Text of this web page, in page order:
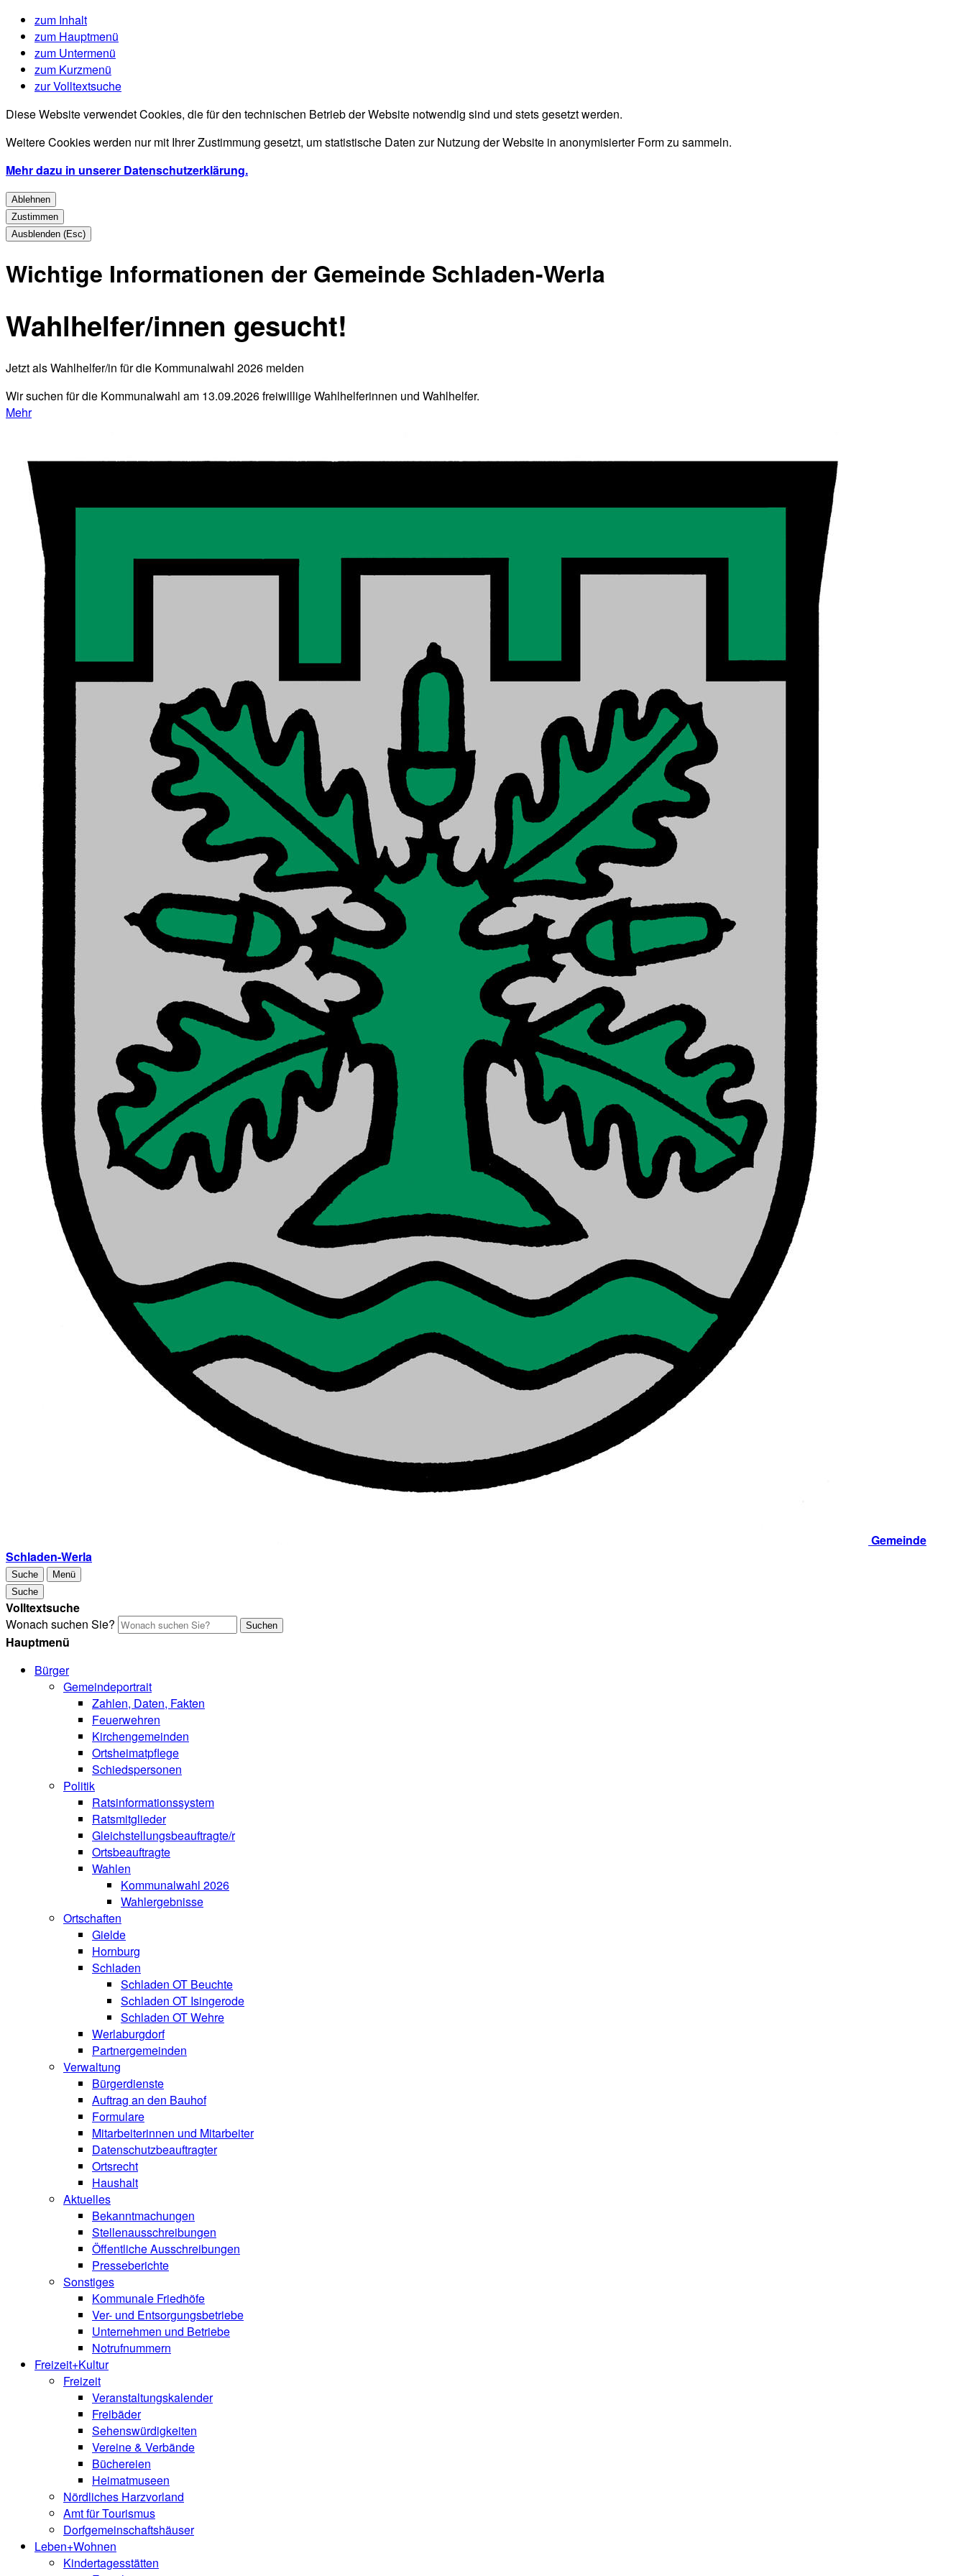
zum Inhalt
zum Hauptmenü
zum Untermenü
zum Kurzmenü
zur Volltextsuche
Diese Website verwendet Cookies, die für den technischen Betrieb der Website notwendig sind und stets gesetzt werden.
Weitere Cookies werden nur mit Ihrer Zustimmung gesetzt, um statistische Daten zur Nutzung der Website in anonymisierter Form zu sammeln.
Mehr dazu in unserer Datenschutzerklärung.
Ablehnen
Zustimmen
Ausblenden (Esc)
Wichtige Informationen der Gemeinde Schladen-Werla
Wahlhelfer/innen gesucht!
Jetzt als Wahlhelfer/in für die Kommunalwahl 2026 melden
Wir suchen für die Kommunalwahl am 13.09.2026 freiwillige Wahlhelferinnen und Wahlhelfer.
Mehr
Gemeinde
Schladen-Werla
Suche
Menü
Suche
Volltextsuche
Wonach suchen Sie?
Suchen
Hauptmenü
Bürger
Gemeindeportrait
Zahlen, Daten, Fakten
Feuerwehren
Kirchengemeinden
Ortsheimatpflege
Schiedspersonen
Politik
Ratsinformationssystem
Ratsmitglieder
Gleichstellungsbeauftragte/r
Ortsbeauftragte
Wahlen
Kommunalwahl 2026
Wahlergebnisse
Ortschaften
Gielde
Hornburg
Schladen
Schladen OT Beuchte
Schladen OT Isingerode
Schladen OT Wehre
Werlaburgdorf
Partnergemeinden
Verwaltung
Bürgerdienste
Auftrag an den Bauhof
Formulare
Mitarbeiterinnen und Mitarbeiter
Datenschutzbeauftragter
Ortsrecht
Haushalt
Aktuelles
Bekanntmachungen
Stellenausschreibungen
Öffentliche Ausschreibungen
Presseberichte
Sonstiges
Kommunale Friedhöfe
Ver- und Entsorgungsbetriebe
Unternehmen und Betriebe
Notrufnummern
Freizeit+Kultur
Freizeit
Veranstaltungskalender
Freibäder
Sehenswürdigkeiten
Vereine & Verbände
Büchereien
Heimatmuseen
Nördliches Harzvorland
Amt für Tourismus
Dorfgemeinschaftshäuser
Leben+Wohnen
Kindertagesstätten